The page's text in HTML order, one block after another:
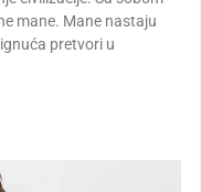
mane. Mane nastaju
pretvori u